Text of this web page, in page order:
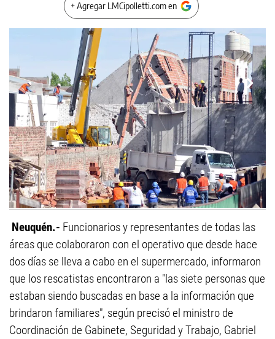
+ Agregar LMCipolletti.com en
Neuquén.- Funcionarios y representantes de todas las
áreas que colaboraron con el operativo que desde hace
dos días se lleva a cabo en el supermercado, informaron
que los rescatistas encontraron a "las siete personas que
estaban siendo buscadas en base a la información que
brindaron familiares", según precisó el ministro de
Coordinación de Gabinete, Seguridad y Trabajo, Gabriel